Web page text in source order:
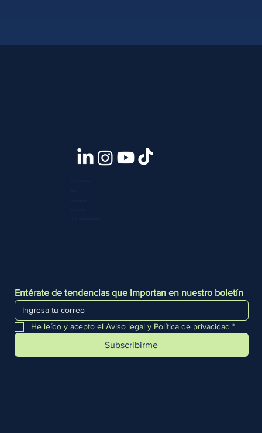
Entérate de tendencias que importan en nuestro boletín
He leído y acepto el Aviso legal y Política de privacidad *
Subscribirme